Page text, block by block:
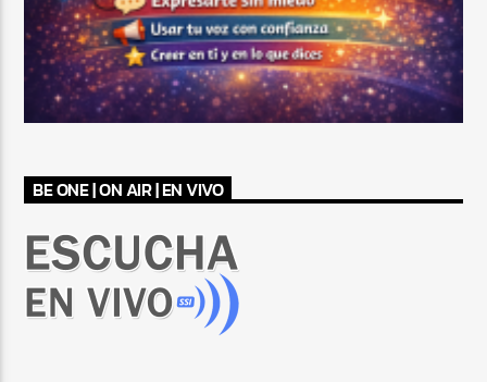
BE ONE | ON AIR | EN VIVO